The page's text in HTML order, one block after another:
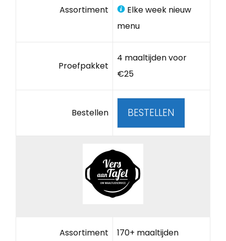
Assortiment
Elke week nieuw
menu
Proefpakket
4 maaltijden voor
€25
Bestellen BESTELLEN
Assortiment 170+ maaltijden